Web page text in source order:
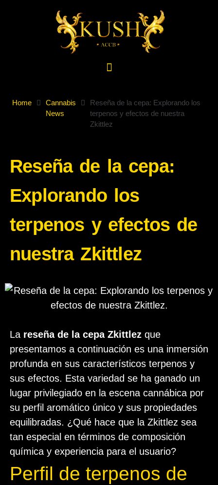
Home
Cannabis
News
Reseña de la cepa: Explorando los
terpenos y efectos de nuestra
Zkittlez
Reseña de la cepa:
Explorando los
terpenos y efectos de
nuestra Zkittlez
La reseña de la cepa Zkittlez que
presentamos a continuación es una inmersión
profunda en sus característicos terpenos y
sus efectos. Esta variedad se ha ganado un
lugar privilegiado en la escena cannábica por
su perfil aromático único y sus propiedades
equilibradas. ¿Qué hace que la Zkittlez sea
tan especial en términos de composición
química y experiencia para el usuario?
Perfil de terpenos de